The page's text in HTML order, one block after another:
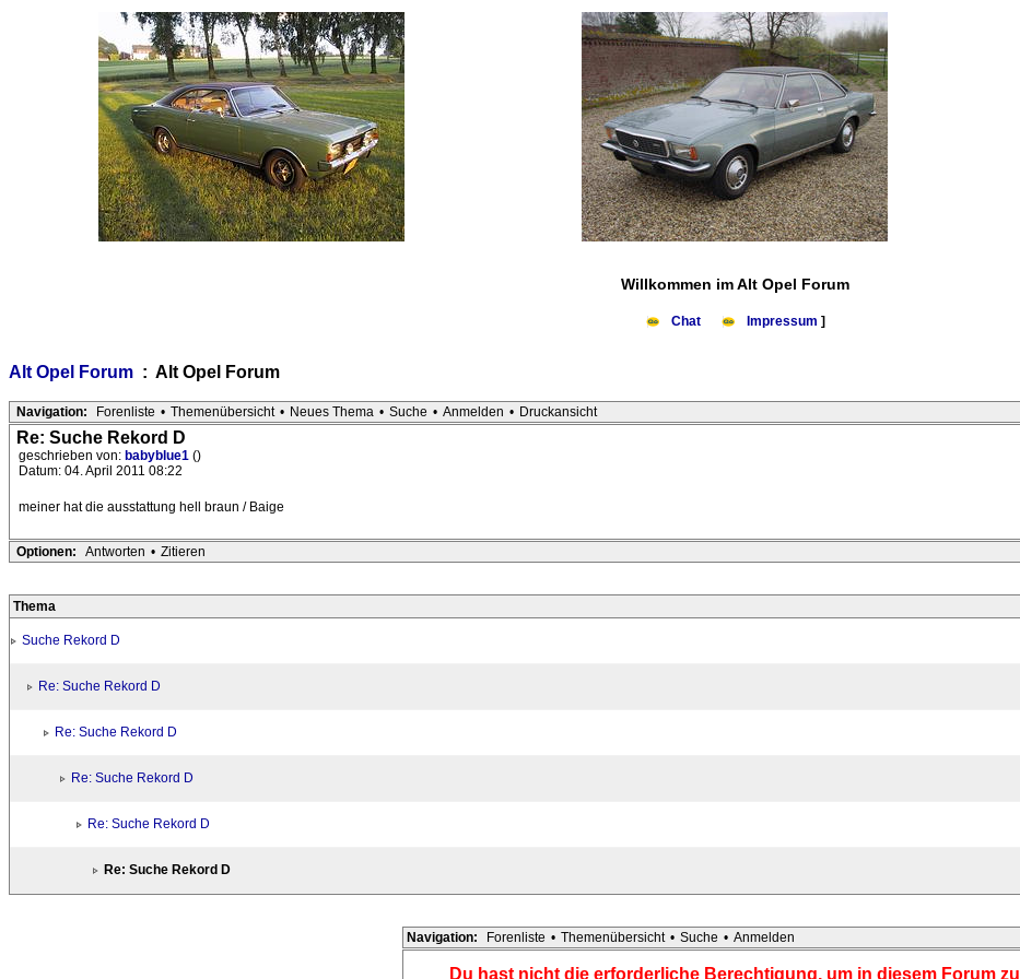
Willkommen im Alt Opel Forum
Chat Impressum ]
Alt Opel Forum : Alt Opel Forum
Navigation: Forenliste • Themenübersicht • Neues Thema • Suche • Anmelden • Druckansicht
Re: Suche Rekord D
geschrieben von: babyblue1 ()
Datum: 04. April 2011 08:22
meiner hat die ausstattung hell braun / Baige
Optionen: Antworten • Zitieren
Thema
Suche Rekord D
Re: Suche Rekord D
Re: Suche Rekord D
Re: Suche Rekord D
Re: Suche Rekord D
Re: Suche Rekord D
Navigation: Forenliste • Themenübersicht • Suche • Anmelden
Du hast nicht die erforderliche Berechtigung, um in diesem Forum zu